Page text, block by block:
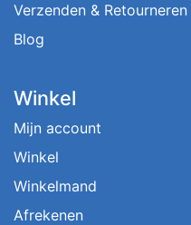
Verzenden & Retourneren
Blog
Winkel
Mijn account
Winkel
Winkelmand
Afrekenen